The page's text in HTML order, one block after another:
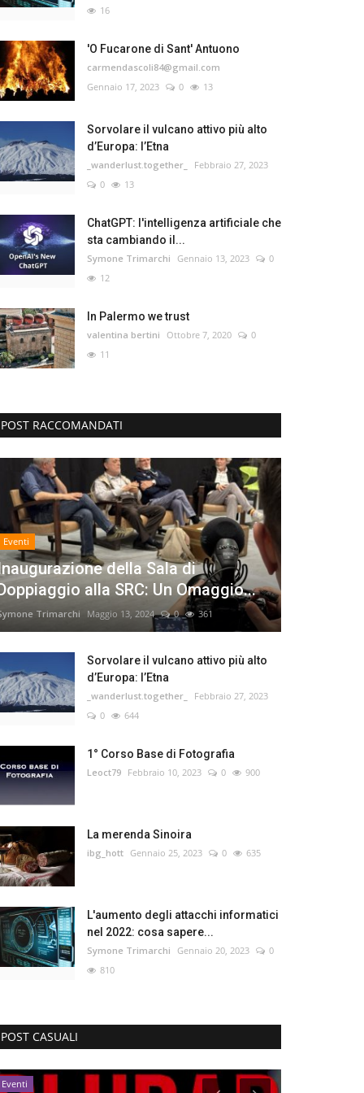
16
'O Fucarone di Sant' Antuono
carmendascoli84@gmail.com
Gennaio 17, 2023
0 13
Sorvolare il vulcano attivo più alto
d’Europa: l’Etna
_wanderlust.together_
Febbraio 27, 2023
0
13
ChatGPT: l'intelligenza artificiale che
sta cambiando il...
Symone Trimarchi Gennaio 13, 2023
0
12
In Palermo we trust
valentina bertini Ottobre 7, 2020
0
11
POST RACCOMANDATI
Eventi
della Sala di
alla SRC: Un Omaggio...
Trimarchi Maggio 13, 2024 0 361
Sorvolare il vulcano attivo più alto
d’Europa: l’Etna
_wanderlust.together_
Febbraio 27, 2023
0
644
1° Corso Base di Fotografia
Leoct79 Febbraio 10, 2023 0 900
La merenda Sinoira
ibg_hott Gennaio 25, 2023 0 635
L'aumento degli attacchi informatici
nel 2022: cosa sapere...
Symone Trimarchi Gennaio 20, 2023
0
810
POST CASUALI
Eventi